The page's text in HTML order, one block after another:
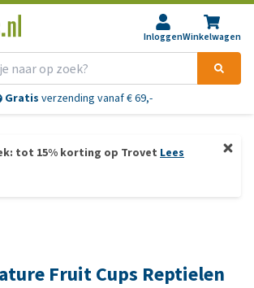
InloggenWinkelwagen
Gratis verzending vanaf € 69,-
tot 15% korting op Trovet Lees
Fruit Cups Reptielen